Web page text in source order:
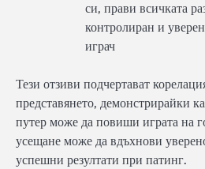
си, прави всичката
контролиран и
играч
Тези отзиви подчертават
представянето, демонстрирайки
путер може да повиши играта на
усещане може да вдъхнови
успешни резултати при патинг.